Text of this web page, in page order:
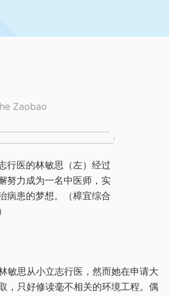
Zaobao
行医的林敏思（左）经过
努力成为一名中医师，实
病患的梦想。（樟宜综合
敏思从小立志行医，然而她在申请大
，只好修读毫不相关的环境工程。偶